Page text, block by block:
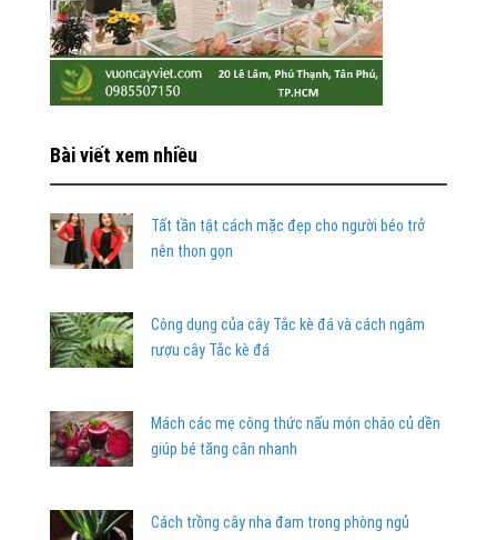
Bài viết xem nhiều
Tất tần tật cách mặc đẹp cho người béo trở
nên thon gọn
Công dụng của cây Tắc kè đá và cách ngâm
rượu cây Tắc kè đá
Mách các mẹ công thức nấu món cháo củ dền
giúp bé tăng cân nhanh
Cách trồng cây nha đam trong phòng ngủ